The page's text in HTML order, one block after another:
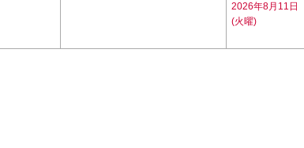
2026年8月11日
(火曜)